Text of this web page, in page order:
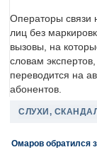
Операторы связи
лиц без
вызовы, на
словам
переводится на
абонентов.
СЛУХИ,
Омаров обратился